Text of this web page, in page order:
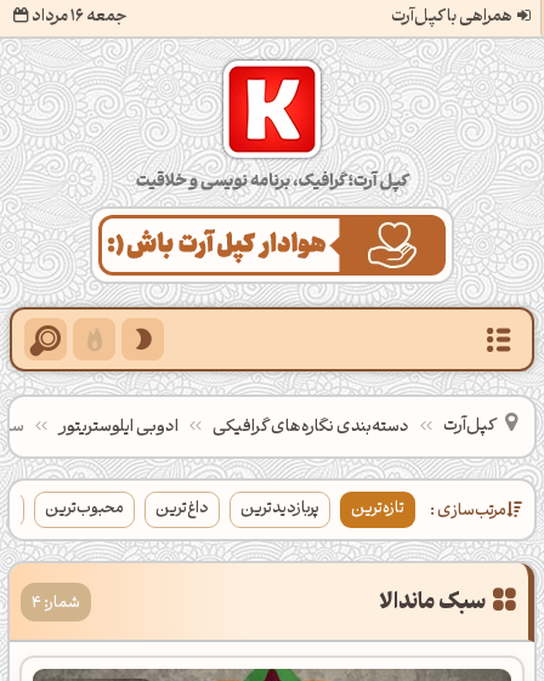
همراهی با کپل‌آرت جمعه 16 مرداد
کپل‌آرت؛ گرافیک، برنامه‌نویسی و خلاقیت
کپل‌آرت دسته‌بندی‌ نگاره‌های گرافیکی ادوبی ایلوستریتور
مرتب‌سازی : تازه‌ترین پربازدیدترین داغ‌ترین محبوب‌ترین
سبک ماندالا شمار: 4